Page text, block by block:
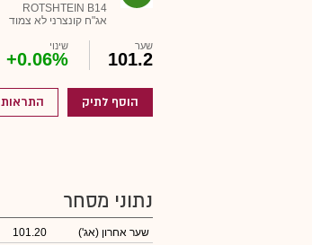
ROTSHTEIN B14
אג"ח קונצרני לא צמוד
שער
101.2
שינוי
+0.06%
הוסף לתיק התראות
נתוני מסחר
שער אחרון (אג')
101.20